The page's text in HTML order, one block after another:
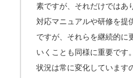
素ですが、それだけではあ
対応マニュアルや研修を提
ですが、それらを継続的に
いくことも同様に重要です
状況は常に変化しています